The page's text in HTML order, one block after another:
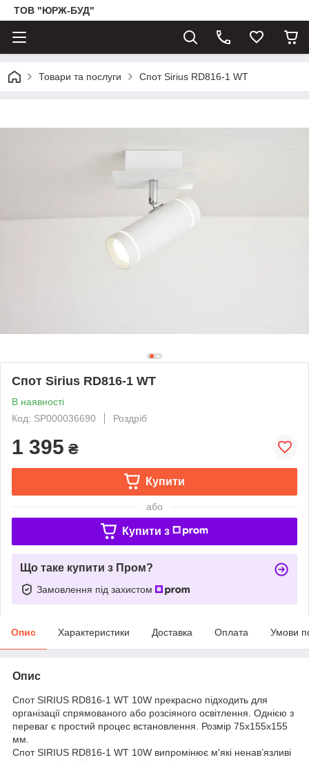
ТОВ "ЮРЖ-БУД"
Товари та послуги Спот Sirius RD816-1 WT
Спот Sirius RD816-1 WT
В наявності
Код: SP000036690
Роздріб
1 395 ₴
Купити
або
Купити з
Що таке купити з Пром?
Замовлення під захистом
Опис Характеристики Доставка Оплата Умови
Опис
Спот SIRIUS RD816-1 WT 10W прекрасно підходить для
організації спрямованого або розсіяного освітлення. Однією з
переваг є простий процес встановлення. Розмір 75х155х155
мм.
Спот SIRIUS RD816-1 WT 10W випромінює м'які ненав’язливі